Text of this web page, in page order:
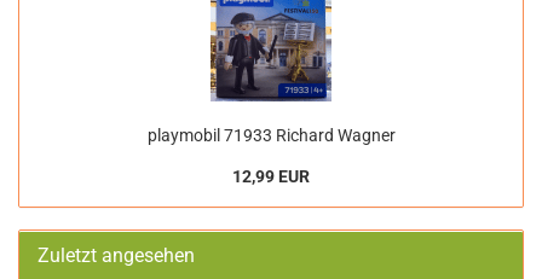
playmobil 71933 Richard Wagner
12,99 EUR
Zuletzt angesehen